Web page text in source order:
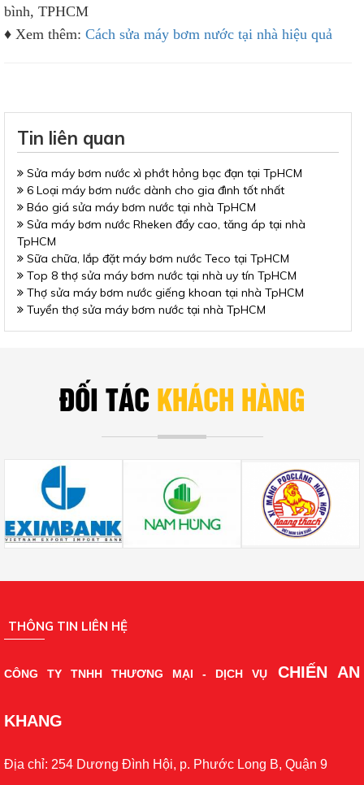
bình, TPHCM
♦ Xem thêm: Cách sửa máy bơm nước tại nhà hiệu quả
Tin liên quan
Sửa máy bơm nước xì phớt hỏng bạc đạn tại TpHCM
6 Loại máy bơm nước dành cho gia đình tốt nhất
Báo giá sửa máy bơm nước tại nhà TpHCM
Sửa máy bơm nước Rheken đẩy cao, tăng áp tại nhà
TpHCM
Sữa chữa, lắp đặt máy bơm nước Teco tại TpHCM
Top 8 thợ sửa máy bơm nước tại nhà uy tín TpHCM
Thợ sửa máy bơm nước giếng khoan tại nhà TpHCM
Tuyển thợ sửa máy bơm nước tại nhà TpHCM
ĐỐI TÁC KHÁCH HÀNG
THÔNG TIN LIÊN HỆ
CÔNG TY TNHH THƯƠNG MẠI - DỊCH VỤ CHIẾN AN
KHANG
Địa chỉ: 254 Dương Đình Hội, p. Phước Long B, Quận 9